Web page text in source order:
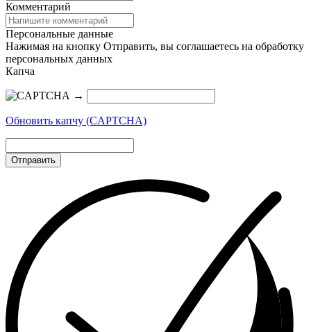
Комментарий
Персональные данные
Нажимая на кнопку Отправить, вы соглашаетесь на обработку
персональных данных
Капча
→
Обновить капчу (CAPTCHA)
Отправить